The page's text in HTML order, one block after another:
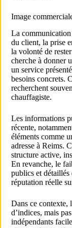
Image
La communication
du client, la prise
la volonté de
cherche à donner
un service
besoins concrets.
recherchent
chauffagiste.
Les informations
récente,
éléments comme
adresse à Reims.
structure active,
En revanche, le
publics et détaillés
réputation réelle
Dans ce contexte,
d’indices, mais
indépendants